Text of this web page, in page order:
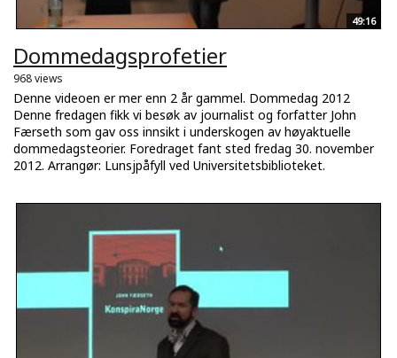
49:16
Dommedagsprofetier
968 views
Denne videoen er mer enn 2 år gammel. Dommedag 2012
Denne fredagen fikk vi besøk av journalist og forfatter John
Færseth som gav oss innsikt i underskogen av høyaktuelle
dommedagsteorier. Foredraget fant sted fredag 30. november
2012. Arrangør: Lunsjpåfyll ved Universitetsbiblioteket.